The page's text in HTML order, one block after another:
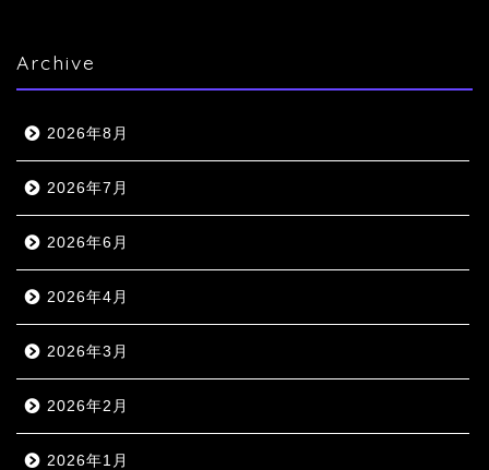
Archive
2026年8月
2026年7月
2026年6月
2026年4月
2026年3月
2026年2月
2026年1月